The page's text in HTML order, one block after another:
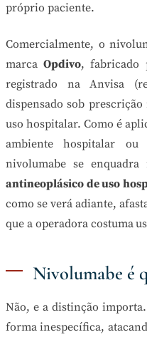
próprio paciente.
Comercialmente, o
marcaOpdivo, fabricado
registrado na Anvisa
dispensado sob
uso hospitalar. Como é
ambiente hospitalar
nivolumabe se enquadra
antineoplásico de uso
como se verá adiante,
que a operadora costuma
Nivolumabe é
Não, e a distinção
forma inespecífica,